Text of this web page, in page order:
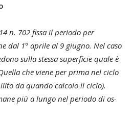
n. 702 fissa il periodo per
dal 1° aprile al 9 giugno. Nel caso
sulla stessa superficie quale è
che viene per prima nel ciclo
da quando calcolo il ciclo).
più a lungo nel periodo di os-